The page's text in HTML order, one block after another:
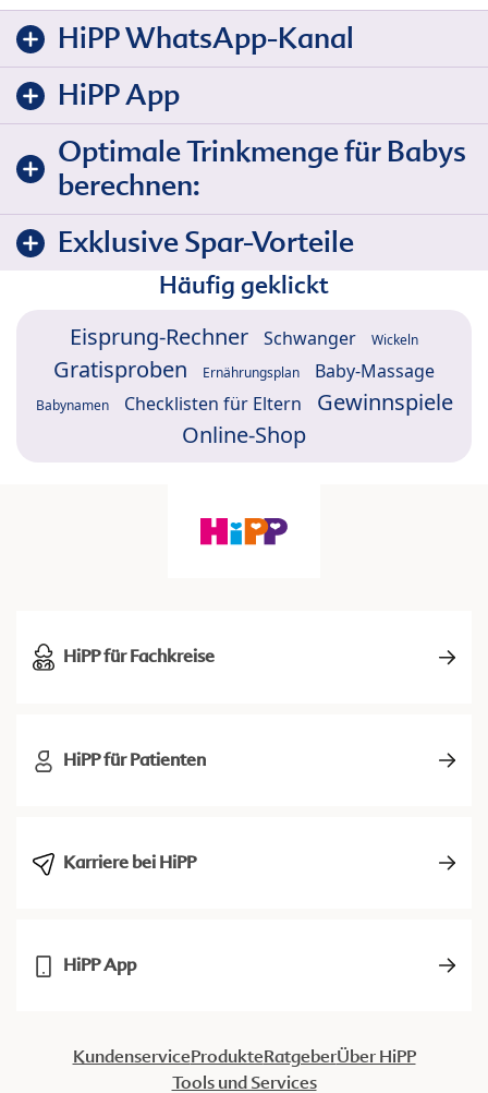
HiPP WhatsApp-Kanal
HiPP App
Optimale Trinkmenge für Babys
berechnen:
Exklusive Spar-Vorteile
Häufig geklickt
Eisprung-Rechner Schwanger Wickeln
Gratisproben Ernährungsplan Baby-Massage
Babynamen Checklisten für Eltern
Gewinnspiele
Online-Shop
HiPP für Fachkreise
HiPP für Patienten
Karriere bei HiPP
HiPP App
KundenserviceProdukteRatgeberÜber HiPP
Tools und Services